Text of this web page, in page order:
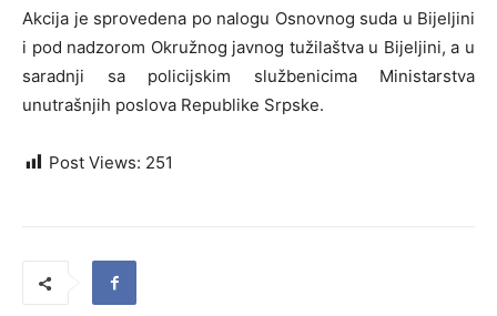
Akcija je sprovedena po nalogu Osnovnog suda u Bijeljini
i pod nadzorom Okružnog javnog tužilaštva u Bijeljini, a u
saradnji sa policijskim službenicima Ministarstva
unutrašnjih poslova Republike Srpske.
Post Views: 251